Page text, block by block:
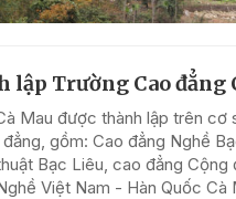
lập Trường Cao đẳng
Mau được thành lập trên cơ
gồm: Cao đẳng Nghề
Bạc Liêu, cao đẳng Cộng
Việt Nam - Hàn Quốc Cà